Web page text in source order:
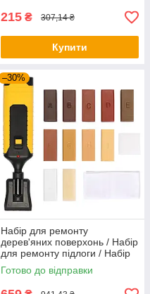
215 ₴ 307,14 ₴
Купити
–30%
Набір для ремонту
дерев'яних поверхонь / Набір
для ремонту підлоги / Набір
для реставрації меблів
Готово до відправки